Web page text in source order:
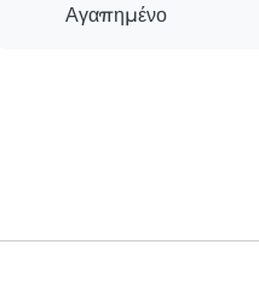
Αγαπημένο